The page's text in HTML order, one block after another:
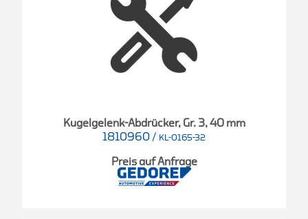
Kugelgelenk-Abdrücker, Gr. 3, 40 mm
1810960 / KL-0165-32
Preis auf Anfrage